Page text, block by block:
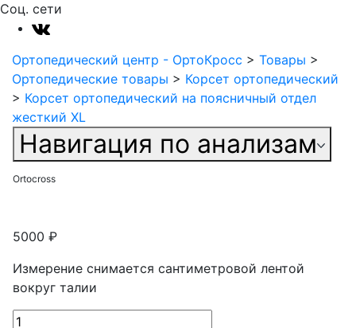
Соц. сети
Ортопедический центр - ОртоКросс > Товары >
Ортопедические товары > Корсет ортопедический
> Корсет ортопедический на поясничный отдел
жесткий XL
Ortocross
5000 ₽
Измерение снимается сантиметровой лентой
вокруг талии
Количество
Навигация по анализам